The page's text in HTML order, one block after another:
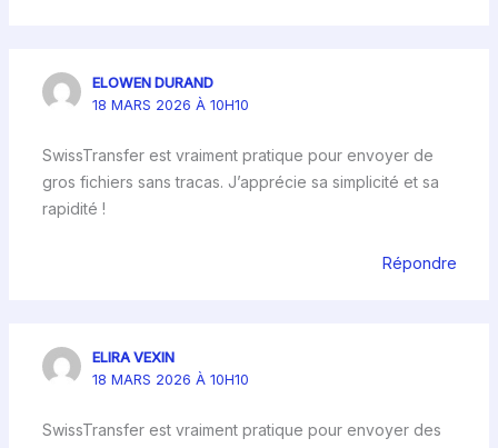
ELOWEN DURAND
18 MARS 2026 À 10H10
SwissTransfer est vraiment pratique pour envoyer de
gros fichiers sans tracas. J’apprécie sa simplicité et sa
rapidité !
Répondre
ELIRA VEXIN
18 MARS 2026 À 10H10
SwissTransfer est vraiment pratique pour envoyer des